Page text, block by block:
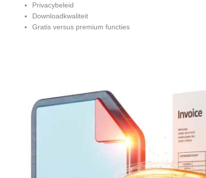
Privacybeleid
Downloadkwaliteit
Gratis versus premium functies